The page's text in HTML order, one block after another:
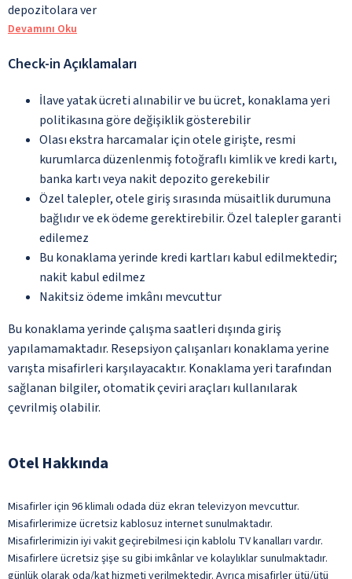
depozitolara ver
Devamını Oku
Check-in Açıklamaları
İlave yatak ücreti alınabilir ve bu ücret, konaklama yeri
politikasına göre değişiklik gösterebilir
Olası ekstra harcamalar için otele girişte, resmi
kurumlarca düzenlenmiş fotoğraflı kimlik ve kredi kartı,
banka kartı veya nakit depozito gerekebilir
Özel talepler, otele giriş sırasında müsaitlik durumuna
bağlıdır ve ek ödeme gerektirebilir. Özel talepler garanti
edilemez
Bu konaklama yerinde kredi kartları kabul edilmektedir;
nakit kabul edilmez
Nakitsiz ödeme imkânı mevcuttur
Bu konaklama yerinde çalışma saatleri dışında giriş
yapılamamaktadır. Resepsiyon çalışanları konaklama yerine
varışta misafirleri karşılayacaktır. Konaklama yeri tarafından
sağlanan bilgiler, otomatik çeviri araçları kullanılarak
çevrilmiş olabilir.
Otel Hakkında
Misafirler için 96 klimalı odada düz ekran televizyon mevcuttur.
Misafirlerimize ücretsiz kablosuz internet sunulmaktadır.
Misafirlerimizin iyi vakit geçirebilmesi için kablolu TV kanalları vardır.
Misafirlere ücretsiz şişe su gibi imkânlar ve kolaylıklar sunulmaktadır.
günlük olarak oda/kat hizmeti verilmektedir. Ayrıca misafirler ütü/ütü